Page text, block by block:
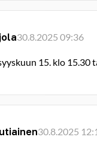
30.8.2025 09:36
15. klo 15.30
30.8.2025